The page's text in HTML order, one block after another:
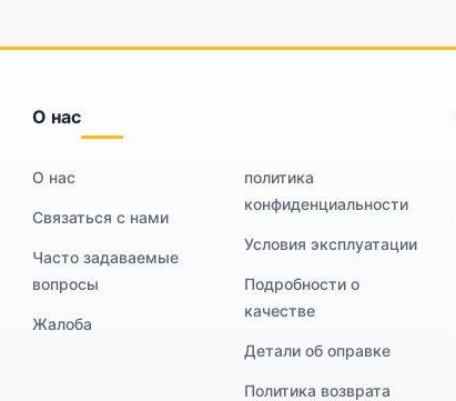
О нас
О нас
Связаться с нами
Часто задаваемые
вопросы
Жалоба
политика
конфиденциальности
Условия эксплуатации
Подробности о
качестве
Детали об оправке
Политика возврата